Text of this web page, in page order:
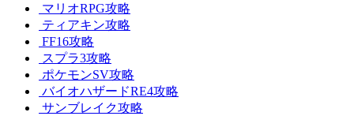
マリオRPG攻略
ティアキン攻略
FF16攻略
スプラ3攻略
ポケモンSV攻略
バイオハザードRE4攻略
サンブレイク攻略